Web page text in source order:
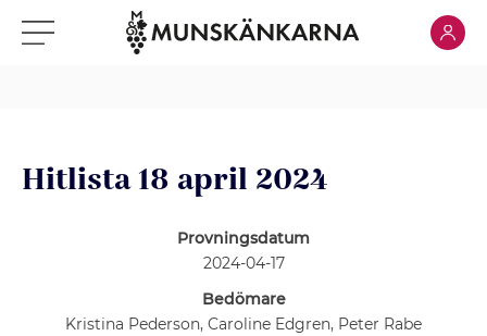
Klicka för meny Klicka
Hitlista 18 april 2024
Provningsdatum
2024-04-17
Bedömare
Kristina Pederson, Caroline Edgren, Peter Rabe